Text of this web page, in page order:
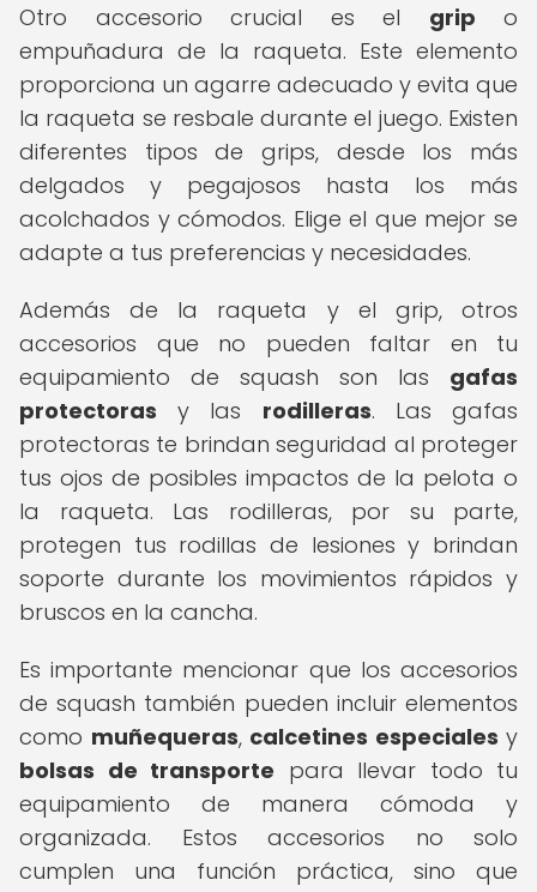
Otro accesorio crucial es el grip o
empuñadura de la raqueta. Este elemento
proporciona un agarre adecuado y evita que
la raqueta se resbale durante el juego. Existen
diferentes tipos de grips, desde los más
delgados y pegajosos hasta los más
acolchados y cómodos. Elige el que mejor se
adapte a tus preferencias y necesidades.
Además de la raqueta y el grip, otros
accesorios que no pueden faltar en tu
equipamiento de squash son las gafas
protectoras y las rodilleras. Las gafas
protectoras te brindan seguridad al proteger
tus ojos de posibles impactos de la pelota o
la raqueta. Las rodilleras, por su parte,
protegen tus rodillas de lesiones y brindan
soporte durante los movimientos rápidos y
bruscos en la cancha.
Es importante mencionar que los accesorios
de squash también pueden incluir elementos
como muñequeras, calcetines especiales y
bolsas de transporte para llevar todo tu
equipamiento de manera cómoda y
organizada. Estos accesorios no solo
cumplen una función práctica, sino que